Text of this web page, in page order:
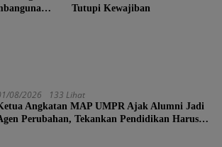
Tutupi Kewajiban
08/2026 133 Lihat
Angkatan MAP UMPR Ajak Alumni Jadi
Perubahan, Tekankan Pendidikan Harus